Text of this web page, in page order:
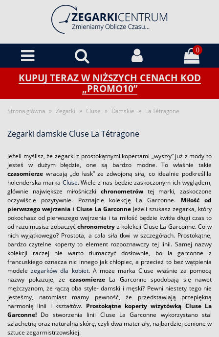
0
KUPUJ TERAZ W NIŻSZYCH CENACH KOD
„PROMO10”
Strona główna » Zegarki » Cluse » Damskie » La Tétragone
Zegarki damskie Cluse La Tétragone
Jeżeli myślisz, że zegarki z prostokątnymi kopertami „wyszły” już z mody to
jesteś w dużym błędzie, one są bardzo modne. To właśnie takie
czasomierze wracają „do łask” ze zdwojoną siłą, co idealnie podkreśliła
holenderska marka Cluse. Wiele z nas będzie zaskoczonym ich wyglądem,
głównie największe miłośniczki chronometrów tej marki, zaskoczone
oczywiście pozytywnie. Poznajcie kolekcję La Garconne. Miłość od
pierwszego wejrzenia i Cluse La Garconne Jeżeli szukasz zegarka, który
pokochasz od pierwszego wejrzenia i ta miłość będzie kwitła długi czas to
od razu musisz zobaczyćchronometry z kolekcji Cluse La Garconne. Co w
nich wyjątkowego? Prostota, a cała siła tkwi w szczegółach. Prostokątne,
bardzo czytelne koperty to element rozpoznawczy tej linii. Samej nazwy
kolekcji raczej nie warto tłumaczyć dosłownie, bo la garconne z
francuskiego oznacza nic innego jak chłopiec, a przecież to bez wątpienia
modelezegarków dla kobiet. A może marka Cluse właśnie za pomocą
nazwy pokazuje, że czasomierzeLa Garconne spodobają się nawet
mężczyznom, że łączą oba style- damski i męski? Pewni niestety tego nie
jesteśmy, natomiast mamy pewność, że przedstawiają przepiękną
harmonię linii i kształtów. Prostokątne koperty wizytówką Cluse La
Garconne! Do stworzenia linii Cluse La Garconne wykorzystano stal
szlachetną oraz naturalną skórę, czyli dwa materiały, najbardziej cenione w
sztuce zegarmistrzowskiej.